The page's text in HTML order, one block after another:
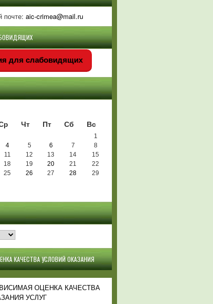
почте: aic-crimea@mail.ru
для слабовидящих
Чт Пт Сб Вс
1
4 5 6 7
8
11 12 13 14
15
18 19 20 21
22
25 26 27 28
29
КАЧЕСТВА УСЛОВИЙ ОКАЗАНИЯ
ОЦЕНКА КАЧЕСТВА
УСЛУГ